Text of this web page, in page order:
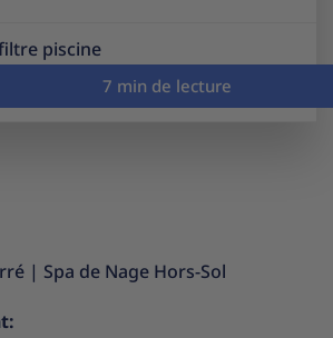
piscine
| Spa de Nage Hors-Sol